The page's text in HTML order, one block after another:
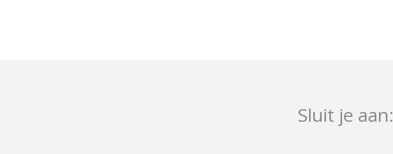
Sluit je aan: